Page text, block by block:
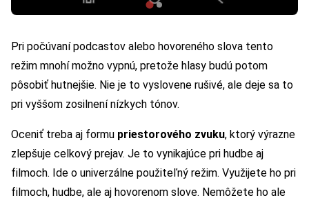
Pri počúvaní podcastov alebo hovoreného slova tento
režim mnohí možno vypnú, pretože hlasy budú potom
pôsobiť hutnejšie. Nie je to vyslovene rušivé, ale deje sa to
pri vyššom zosilnení nízkych tónov.
Oceniť treba aj formu priestorového zvuku, ktorý výrazne
zlepšuje celkový prejav. Je to vynikajúce pri hudbe aj
filmoch. Ide o univerzálne použiteľný režim. Využijete ho pri
filmoch, hudbe, ale aj hovorenom slove. Nemôžete ho ale